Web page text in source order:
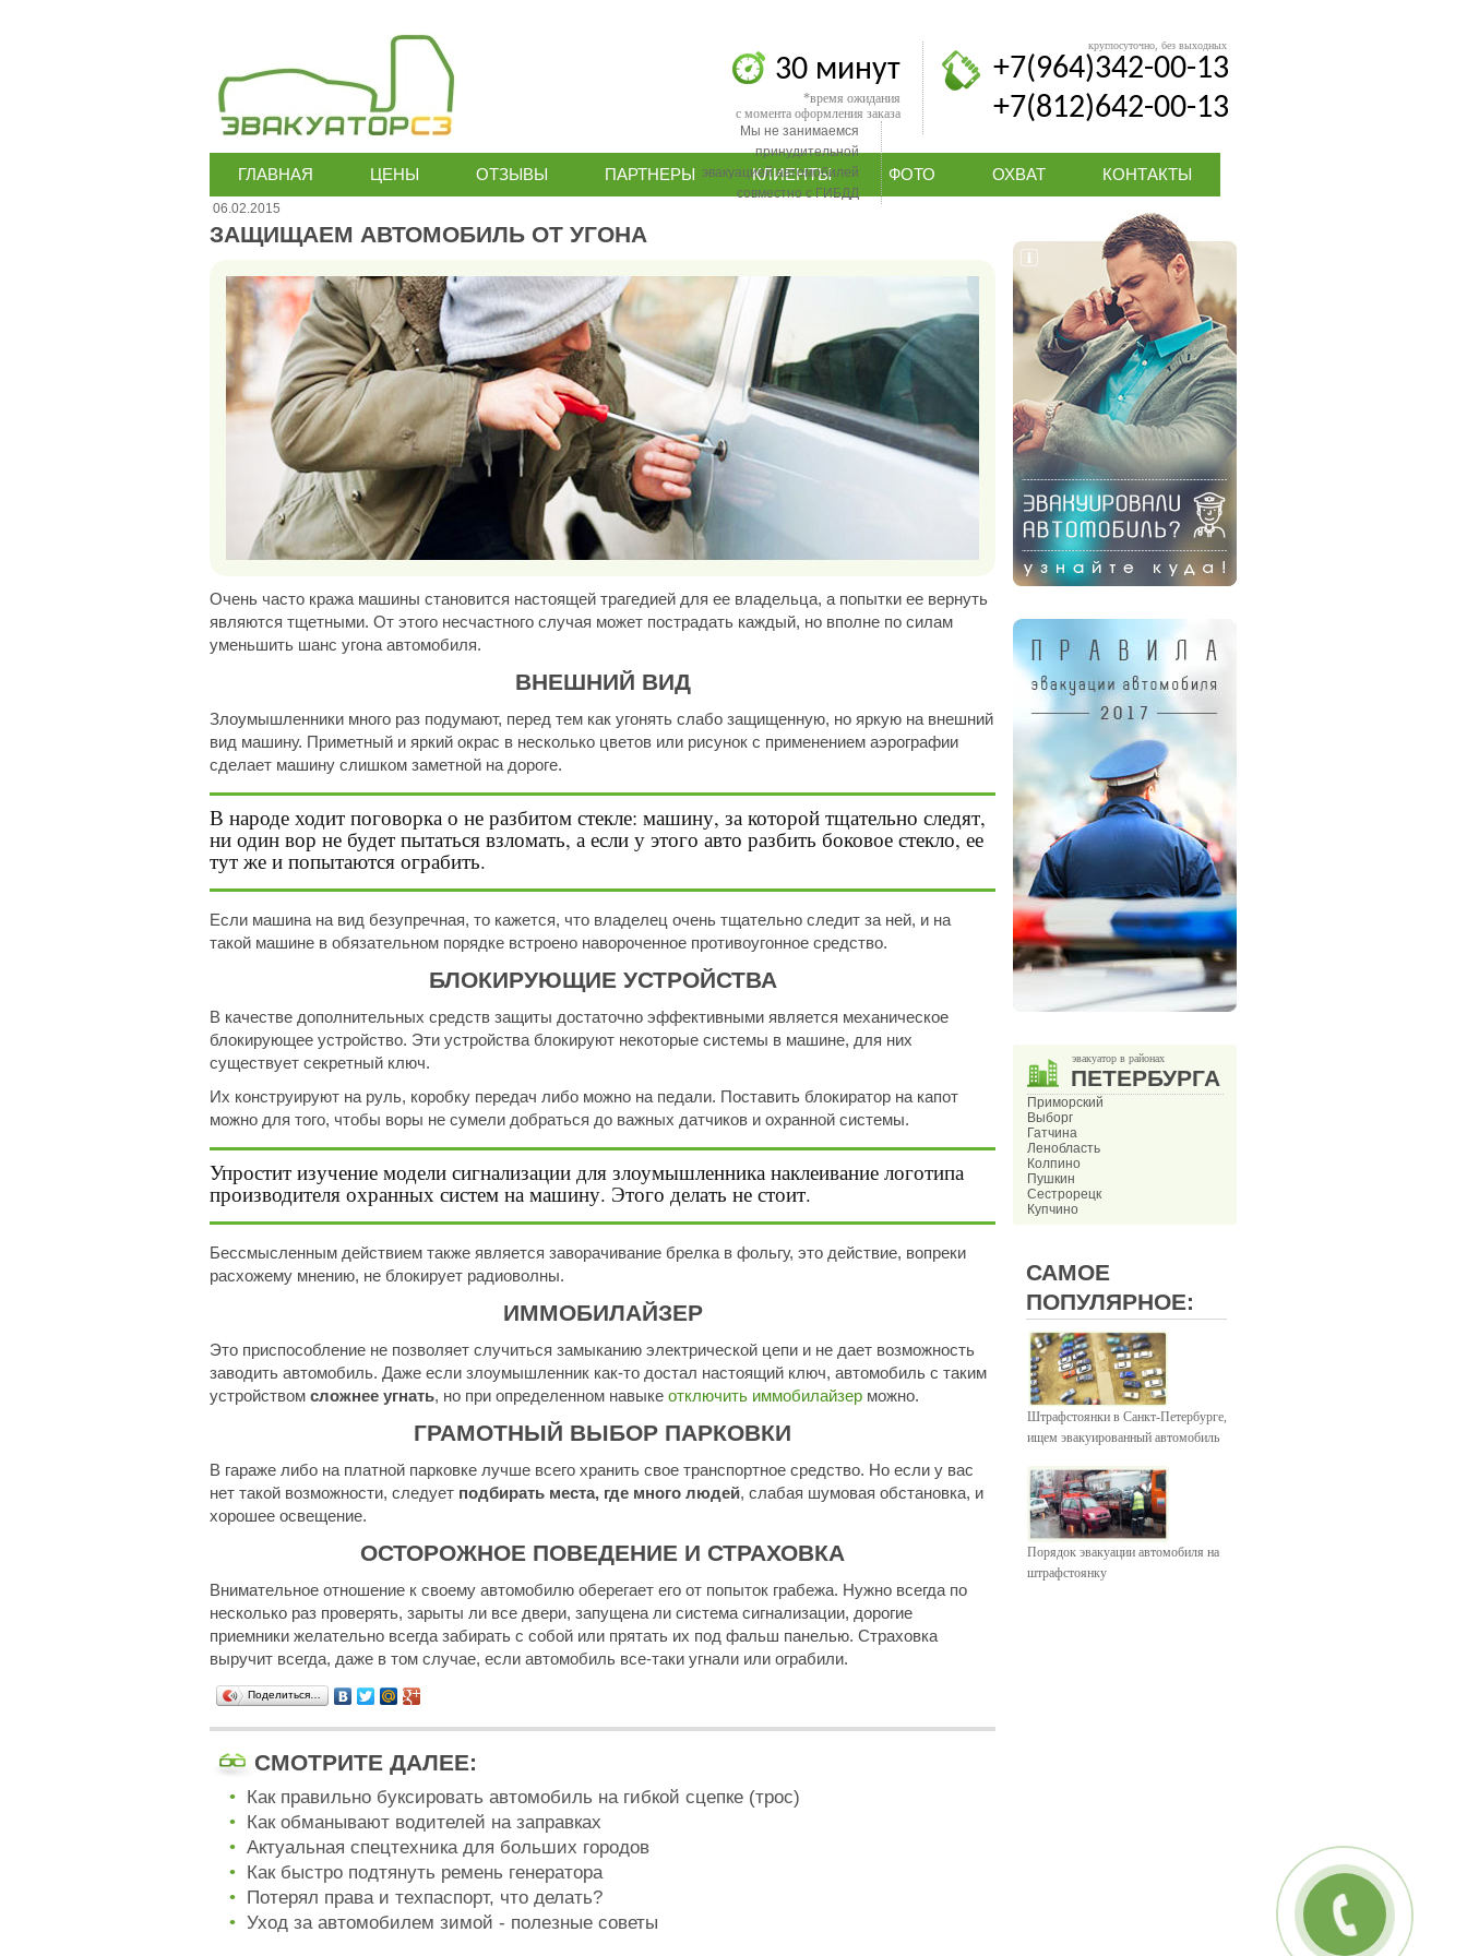
круглосуточно, без выходных
+7(964)342-00-13
+7(812)642-00-13
30 минут
*время ожидания
с момента оформления заказа
Мы не занимаемся
принудительной
эвакуацией автомобилей
совместно с ГИБДД
ГЛАВНАЯ ЦЕНЫ ОТЗЫВЫ ПАРТНЕРЫ КЛИЕНТЫ ФОТО ОХВАТ КОНТАКТЫ
06.02.2015
ЗАЩИЩАЕМ АВТОМОБИЛЬ ОТ УГОНА
Очень часто кража машины становится настоящей трагедией для ее владельца, а попытки ее вернуть
являются тщетными. От этого несчастного случая может пострадать каждый, но вполне по силам
уменьшить шанс угона автомобиля.
ВНЕШНИЙ ВИД
Злоумышленники много раз подумают, перед тем как угонять слабо защищенную, но яркую на внешний
вид машину. Приметный и яркий окрас в несколько цветов или рисунок с применением аэрографии
сделает машину слишком заметной на дороге.
В народе ходит поговорка о не разбитом стекле: машину, за которой тщательно следят,
ни один вор не будет пытаться взломать, а если у этого авто разбить боковое стекло, ее
тут же и попытаются ограбить.
Если машина на вид безупречная, то кажется, что владелец очень тщательно следит за ней, и на
такой машине в обязательном порядке встроено навороченное противоугонное средство.
БЛОКИРУЮЩИЕ УСТРОЙСТВА
В качестве дополнительных средств защиты достаточно эффективными является механическое
блокирующее устройство. Эти устройства блокируют некоторые системы в машине, для них
существует секретный ключ.
Их конструируют на руль, коробку передач либо можно на педали. Поставить блокиратор на капот
можно для того, чтобы воры не сумели добраться до важных датчиков и охранной системы.
Упростит изучение модели сигнализации для злоумышленника наклеивание логотипа
производителя охранных систем на машину. Этого делать не стоит.
Бессмысленным действием также является заворачивание брелка в фольгу, это действие, вопреки
расхожему мнению, не блокирует радиоволны.
ИММОБИЛАЙЗЕР
Это приспособление не позволяет случиться замыканию электрической цепи и не дает возможность
заводить автомобиль. Даже если злоумышленник как-то достал настоящий ключ, автомобиль с таким
устройством сложнее угнать, но при определенном навыке отключить иммобилайзер можно.
ГРАМОТНЫЙ ВЫБОР ПАРКОВКИ
В гараже либо на платной парковке лучше всего хранить свое транспортное средство. Но если у вас
нет такой возможности, следует подбирать места, где много людей, слабая шумовая обстановка, и
хорошее освещение.
ОСТОРОЖНОЕ ПОВЕДЕНИЕ И СТРАХОВКА
Внимательное отношение к своему автомобилю оберегает его от попыток грабежа. Нужно всегда по
несколько раз проверять, зарыты ли все двери, запущена ли система сигнализации, дорогие
приемники желательно всегда забирать с собой или прятать их под фальш панелью. Страховка
выручит всегда, даже в том случае, если автомобиль все-таки угнали или ограбили.
Поделиться…
СМОТРИТЕ ДАЛЕЕ:
Как правильно буксировать автомобиль на гибкой сцепке (трос)
Как обманывают водителей на заправках
Актуальная спецтехника для больших городов
Как быстро подтянуть ремень генератора
Потерял права и техпаспорт, что делать?
Уход за автомобилем зимой - полезные советы
эвакуатор в районах
ПЕТЕРБУРГА
Приморский
Выборг
Гатчина
Ленобласть
Колпино
Пушкин
Сестрорецк
Купчино
САМОЕ
ПОПУЛЯРНОЕ:
Штрафстоянки в Санкт-Петербурге,
ищем эвакуированный автомобиль
Порядок эвакуации автомобиля на
штрафстоянку